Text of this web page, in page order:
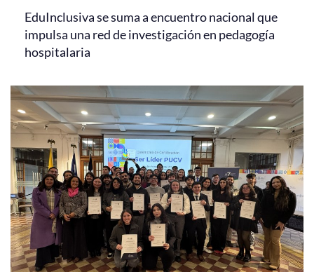
EduInclusiva se suma a encuentro nacional que
impulsa una red de investigación en pedagogía
hospitalaria